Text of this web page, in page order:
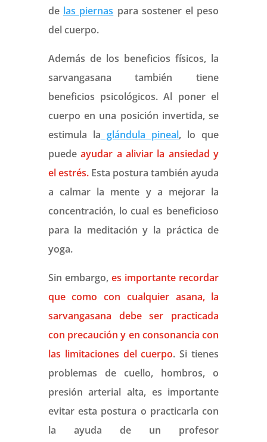
de las piernas para sostener el peso
del cuerpo.
Además de los beneficios físicos, la
sarvangasana también tiene
beneficios psicológicos. Al poner el
cuerpo en una posición invertida, se
estimula la glándula pineal, lo que
puedeayudar a aliviar la ansiedad y
el estrés.Esta postura también ayuda
a calmar la mente y a mejorar la
concentración, lo cual es beneficioso
para la meditación y la práctica de
yoga.
Sin embargo, es importante recordar
que como con cualquier asana, la
sarvangasana debe ser practicada
con precaución y en consonancia con
las limitaciones del cuerpo. Si tienes
problemas de cuello, hombros, o
presión arterial alta, es importante
evitar esta postura o practicarla con
la ayuda de un profesor